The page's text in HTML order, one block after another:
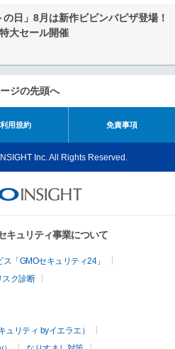
日」8月は新作ビビンバピザ登場！
大セール開催
ジの先頭へ
利用規約 免責事項
Inc. All Rights Reserved.
キュリティ事業について
「GMOセキュリティ24」
スク診断
リティ byイエラエ）